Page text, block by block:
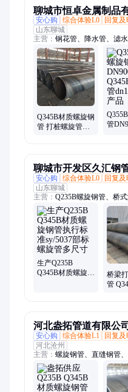
聊城市恒卓金属制品
安心购
综合体验L0 回复及
山东聊城
主营： 钢花管、降水管、滤
管、打井铁管、球墨铸铁管、
Q345B材质螺旋钢
管 打桩螺旋管
管
聊城市开发区久汇钢
安心购
综合体验L0 回复及
山东聊城
主营： Q235B螺旋钢管、桥
管
生产Q235B
Q345B材质螺旋钢
桥梁
管
河北盎拓管道有限公司
安心购
综合体验L1 回复及
河北沧州
主营： 螺旋钢管、直缝钢管
焊接钢管、双面埋弧焊螺旋
腐钢管、TPEP防腐钢管、
管、环氧煤沥青防腐钢管、